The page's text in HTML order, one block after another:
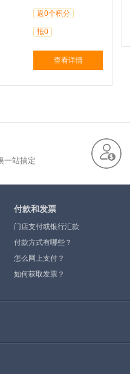
返0个积分
抵0
查看详情
一站搞定
付款和发票
门店支付或银行汇款
付款方式有哪些？
怎么网上支付？
如何获取发票？